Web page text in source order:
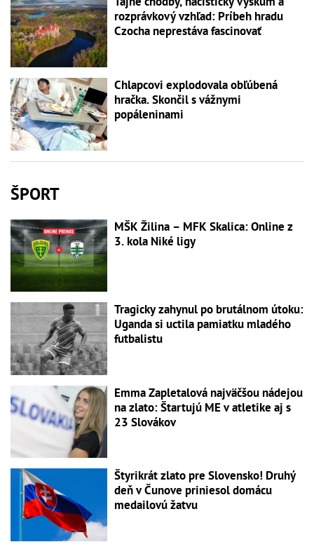
rozprávkový vzhľad: Príbeh hradu
Czocha neprestáva fascinovať
Chlapcovi explodovala obľúbená
hračka. Skončil s vážnymi
popáleninami
ŠPORT
MŠK Žilina – MFK Skalica: Online z
3. kola Niké ligy
Tragicky zahynul po brutálnom útoku:
Uganda si uctila pamiatku mladého
futbalistu
Emma Zapletalová najväčšou nádejou
na zlato: Štartujú ME v atletike aj s
23 Slovákov
Štyrikrát zlato pre Slovensko! Druhý
deň v Čunove priniesol domácu
medailovú žatvu